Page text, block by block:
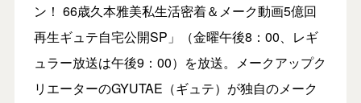
ン！ 66歳久本雅美私生活密着＆メーク動画5億回
再生ギュテ自宅公開SP」（金曜午後8：00、レギ
ュラー放送は午後9：00）を放送。メークアップク
リエーターのGYUTAE（ギュテ）が独自のメーク